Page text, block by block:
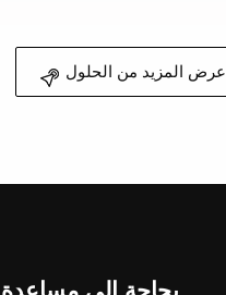
عرض المزيد من الحلول